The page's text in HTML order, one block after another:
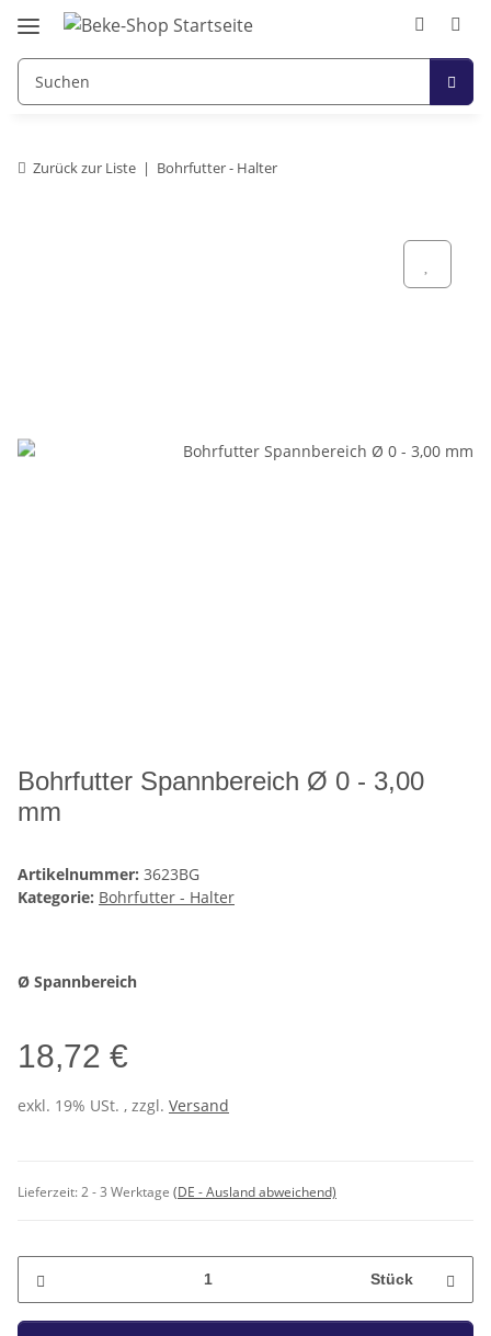
Zurück zur Liste Bohrfutter - Halter
Bohrfutter Spannbereich Ø 0 - 3,00
mm
Artikelnummer: 3623BG
Kategorie: Bohrfutter - Halter
Ø Spannbereich
18,72 €
exkl. 19% USt. , zzgl. Versand
Lieferzeit:2 - 3 Werktage (DE - Ausland abweichend)
Stück